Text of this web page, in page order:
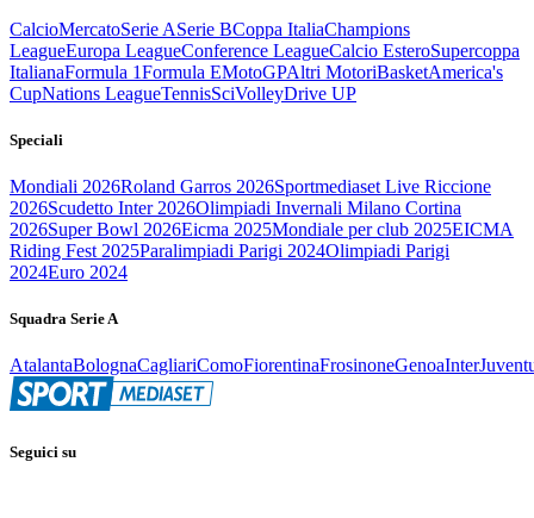
CalcioMercatoSerie ASerie BCoppa ItaliaChampions
LeagueEuropa LeagueConference LeagueCalcio EsteroSupercoppa
ItalianaFormula 1Formula EMotoGPAltri MotoriBasketAmerica's
CupNations LeagueTennisSciVolleyDrive UP
Speciali
Mondiali 2026Roland Garros 2026Sportmediaset Live Riccione
2026Scudetto Inter 2026Olimpiadi Invernali Milano Cortina
2026Super Bowl 2026Eicma 2025Mondiale per club 2025EICMA
Riding Fest 2025Paralimpiadi Parigi 2024Olimpiadi Parigi
2024Euro 2024
Squadra Serie A
AtalantaBolognaCagliariComoFiorentinaFrosinoneGenoaInter
Seguici su